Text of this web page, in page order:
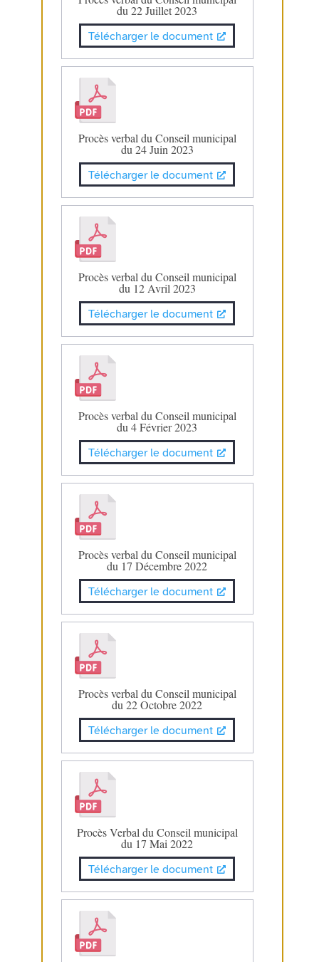
du 22 Juillet 2023
Télécharger le document
Procès verbal du Conseil municipal
du 24 Juin 2023
Télécharger le document
Procès verbal du Conseil municipal
du 12 Avril 2023
Télécharger le document
Procès verbal du Conseil municipal
du 4 Février 2023
Télécharger le document
Procès verbal du Conseil municipal
du 17 Décembre 2022
Télécharger le document
Procès verbal du Conseil municipal
du 22 Octobre 2022
Télécharger le document
Procès Verbal du Conseil municipal
du 17 Mai 2022
Télécharger le document